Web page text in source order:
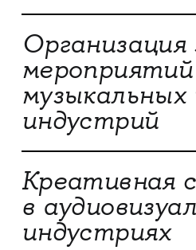
мероприятий
музыкальных
индустрий
Креативная
в
индустриях